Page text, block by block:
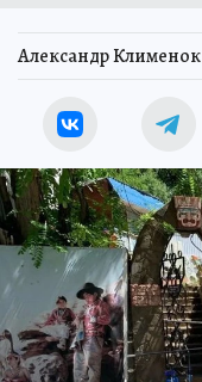
Александр Клименок